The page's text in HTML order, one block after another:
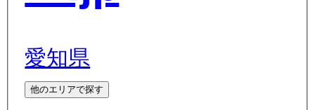
愛知県
他のエリアで探す